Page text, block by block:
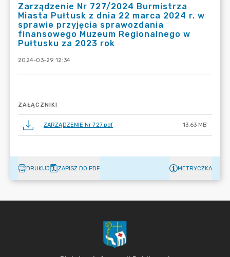
Zarządzenie Nr 727/2024 Burmistrza
Miasta Pułtusk z dnia 22 marca 2024 r. w
sprawie przyjęcia sprawozdania
finansowego Muzeum Regionalnego w
Pułtusku za 2023 rok
2024-03-29 12:34
ZAŁĄCZNIKI
ZARZĄDZENIE Nr 727.pdf 13.63 MB
DRUKUJ ZAPISZ DO PDF METRYCZKA